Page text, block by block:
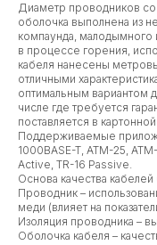
Диаметр проводников
оболочка выполнена из
компаунда,
в процессе горения,
кабеля нанесены
отличными
оптимальным вариантом
числе где требуется
поставляется в
Поддерживаемые
1000BASE-T, ATM-25,
Active, TR-16 Passive.
Основа качества кабелей
Проводник –
меди (влияет на
Изоляция проводника –
Оболочка кабеля –